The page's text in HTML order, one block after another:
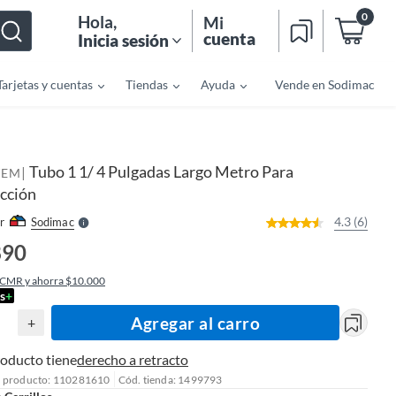
Hola,
Inicia sesión
Mi
cuenta
0
y cuentas Tiendas Ayuda Vende en Sodimac
| Tubo 1 1/ 4 Pulgadas Largo Metro Para
SodimacS
e
4.3 (6)
y ahorra $10.000
+
+ Agregar al carro
tienederecho a retracto
producto: 110281610 Cód. tienda: 1499793